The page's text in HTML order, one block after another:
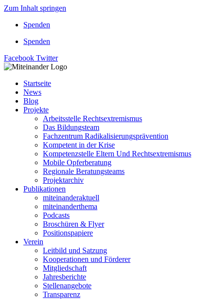
Zum Inhalt springen
Spenden
Spenden
Facebook Twitter
Startseite
News
Blog
Projekte
Arbeitsstelle Rechtsextremismus
Das Bildungsteam
Fachzentrum Radikalisierungsprävention
Kompetent in der Krise
Kompetenzstelle Eltern Und Rechtsextremismus
Mobile Opferberatung
Regionale Beratungsteams
Projektarchiv
Publikationen
miteinanderaktuell
miteinanderthema
Podcasts
Broschüren & Flyer
Positionspapiere
Verein
Leitbild und Satzung
Kooperationen und Förderer
Mitgliedschaft
Jahresberichte
Stellenangebote
Transparenz